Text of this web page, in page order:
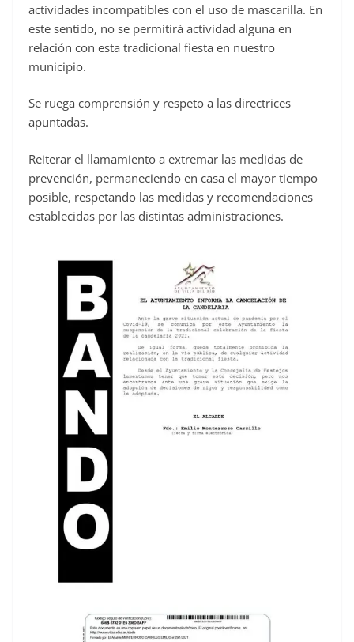
actividades incompatibles con el uso de mascarilla. En
este sentido, no se permitirá actividad alguna en
relación con esta tradicional fiesta en nuestro
municipio.
Se ruega comprensión y respeto a las directrices
apuntadas.
Reiterar el llamamiento a extremar las medidas de
prevención, permaneciendo en casa el mayor tiempo
posible, respetando las medidas y recomendaciones
establecidas por las distintas administraciones.